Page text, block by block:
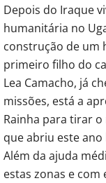
Depois do Iraque
humanitária no
construção de um
primeiro filho do
Lea Camacho, já
missões, está a
Rainha para tirar o
que abriu este ano
Além da ajuda
estas zonas e